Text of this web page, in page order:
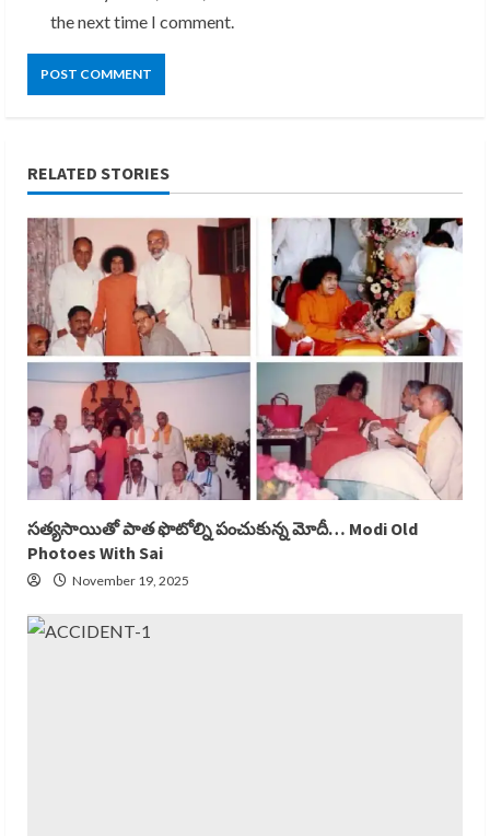
the next time I comment.
RELATED STORIES
సత్యసాయితో పాత ఫొటోల్ని పంచుకున్న మోదీ… Modi Old
Photoes With Sai
November 19, 2025